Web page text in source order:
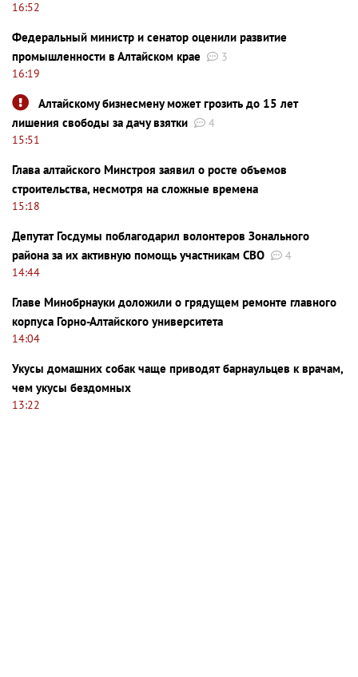
16:52
Федеральный министр и сенатор оценили развитие
промышленности в Алтайском крае
3
16:19
Алтайскому бизнесмену может грозить до 15 лет
лишения свободы за дачу взятки
4
15:51
Глава алтайского Минстроя заявил о росте объемов
строительства, несмотря на сложные времена
15:18
Депутат Госдумы поблагодарил волонтеров Зонального
района за их активную помощь участникам СВО
4
14:44
Главе Минобрнауки доложили о грядущем ремонте главного
корпуса Горно-Алтайского университета
14:04
Укусы домашних собак чаще приводят барнаульцев к врачам,
чем укусы бездомных
13:22